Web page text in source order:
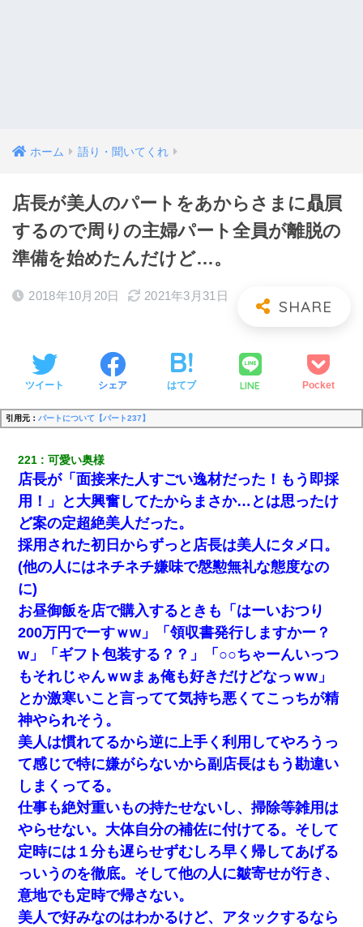
ホーム 語り・聞いてくれ
店長が美人のパートをあからさまに贔屓
するので周りの主婦パート全員が離脱の
準備を始めたんだけど…。
2018年10月20日 2021年3月31日
ツイート シェア はてブ LINE Pocket
引用元： パートについて【パート237】
221 可愛い奥様
店長が「面接来た人すごい逸材だった！もう即採
用！」と大興奮してたからまさか…とは思ったけ
ど案の定超絶美人だった。
採用された初日からずっと店長は美人にタメ口。
(他の人にはネチネチ嫌味で慇懃無礼な態度なの
に)
お昼御飯を店で購入するときも「はーいおつり
200万円でーすｗw」「領収書発行しますかー？
w」「ギフト包装する？？」「○○ちゃーんいっつ
もそれじゃんｗwまぁ俺も好きだけどなっｗw」
とか激寒いこと言ってて気持ち悪くてこっちが精
神やられそう。
美人は慣れてるから逆に上手く利用してやろうっ
て感じで特に嫌がらないから副店長はもう勘違い
しまくってる。
仕事も絶対重いもの持たせないし、掃除等雑用は
やらせない。大体自分の補佐に付けてる。そして
定時には１分も遅らせずむしろ早く帰してあげる
っいうのを徹底。そして他の人に皺寄せが行き、
意地でも定時で帰さない。
美人で好みなのはわかるけど、アタックするなら